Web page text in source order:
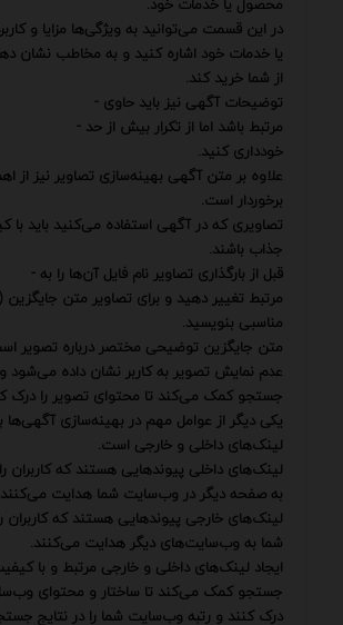
در این قسمت می‌توانید به ویژگی‌ها مزایا و
یا خدمات خود اشاره کنید و به مخاطب نشان
از شما خرید کند.
توضیحات آگهی نیز باید حاوی -
مرتبط باشد اما از تکرار بیش از حد -
خودداری کنید.
علاوه بر متن آگهی بهینه‌سازی تصاویر نیز از
برخوردار است.
تصاویری که در آگهی استفاده می‌کنید باید با
جذاب باشند.
قبل از بارگذاری تصاویر نام فایل آن‌ها را به -
مناسبی بنویسید.
متن جایگزین توضیحی مختصر درباره تصویر
عدم نمایش تصویر به کاربر نشان داده می‌شود
جستجو کمک می‌کند تا محتوای تصویر را درک
یکی دیگر از عوامل مهم در بهینه‌سازی آگهی‌ها
لینک‌های داخلی و خارجی است.
لینک‌های داخلی پیوندهایی هستند که کاربران
به صفحه دیگر در وب‌سایت شما هدایت
لینک‌های خارجی پیوندهایی هستند که کاربران
شما به وب‌سایت‌های دیگر هدایت می‌کنند.
ایجاد لینک‌های داخلی و خارجی مرتبط و با
جستجو کمک می‌کند تا ساختار و محتوای
درک کنند و رتبه وب‌سایت شما را در نتایج